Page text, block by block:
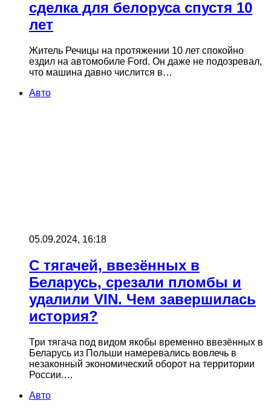
сделка для белоруса спустя 10
лет
Житель Речицы на протяжении 10 лет спокойно
ездил на автомобиле Ford. Он даже не подозревал,
что машина давно числится в…
Авто
05.09.2024, 16:18
С тягачей, ввезённых в
Беларусь, срезали пломбы и
удалили VIN. Чем завершилась
история?
Три тягача под видом якобы временно ввезённых в
Беларусь из Польши намеревались вовлечь в
незаконный экономический оборот на территории
России.…
Авто